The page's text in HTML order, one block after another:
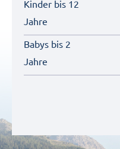
Kinder bis 12
Jahre
Babys bis 2
Jahre